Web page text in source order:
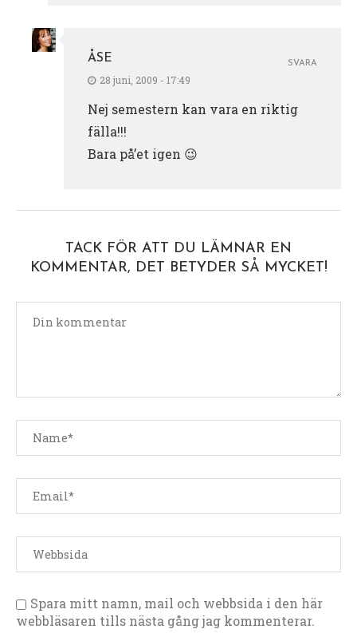
ÅSE
28 juni, 2009 - 17:49
Nej semestern kan vara en riktig
fälla!!!
Bara på’et igen 😉
SVARA
TACK FÖR ATT DU LÄMNAR EN
KOMMENTAR, DET BETYDER SÅ MYCKET!
Spara mitt namn, mail och webbsida i den här
webbläsaren tills nästa gång jag kommenterar.